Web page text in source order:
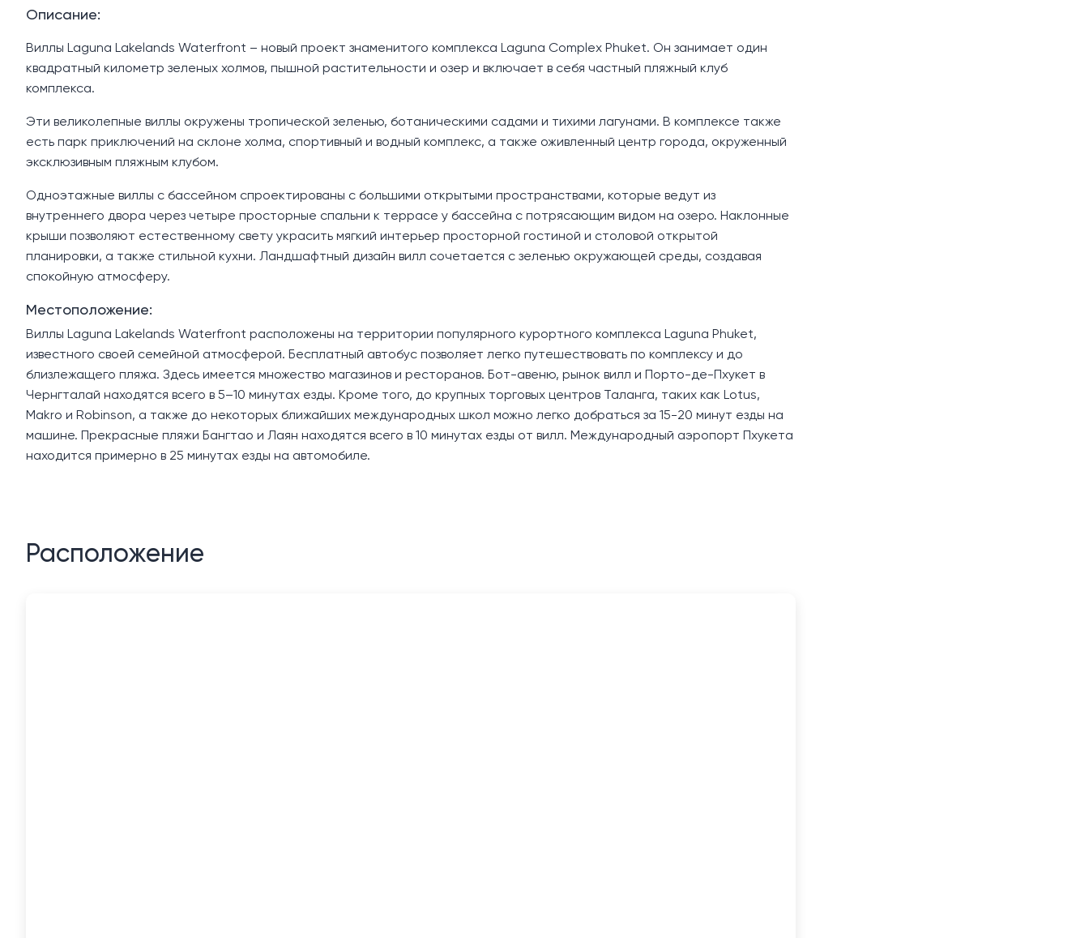
Описание:
Виллы Laguna Lakelands Waterfront – новый проект знаменитого комплекса Laguna Complex Phuket. Он занимает один
квадратный километр зеленых холмов, пышной растительности и озер и включает в себя частный пляжный клуб
комплекса.
Эти великолепные виллы окружены тропической зеленью, ботаническими садами и тихими лагунами. В комплексе также
есть парк приключений на склоне холма, спортивный и водный комплекс, а также оживленный центр города, окруженный
эксклюзивным пляжным клубом.
Одноэтажные виллы с бассейном спроектированы с большими открытыми пространствами, которые ведут из
внутреннего двора через четыре просторные спальни к террасе у бассейна с потрясающим видом на озеро. Наклонные
крыши позволяют естественному свету украсить мягкий интерьер просторной гостиной и столовой открытой
планировки, а также стильной кухни. Ландшафтный дизайн вилл сочетается с зеленью окружающей среды, создавая
спокойную атмосферу.
Местоположение:
Виллы Laguna Lakelands Waterfront расположены на территории популярного курортного комплекса Laguna Phuket,
известного своей семейной атмосферой. Бесплатный автобус позволяет легко путешествовать по комплексу и до
близлежащего пляжа. Здесь имеется множество магазинов и ресторанов. Бот-авеню, рынок вилл и Порто-де-Пхукет в
Чернгталай находятся всего в 5–10 минутах езды. Кроме того, до крупных торговых центров Таланга, таких как Lotus,
Makro и Robinson, а также до некоторых ближайших международных школ можно легко добраться за 15-20 минут езды на
машине. Прекрасные пляжи Бангтао и Лаян находятся всего в 10 минутах езды от вилл. Международный аэропорт Пхукета
находится примерно в 25 минутах езды на автомобиле.
Расположение